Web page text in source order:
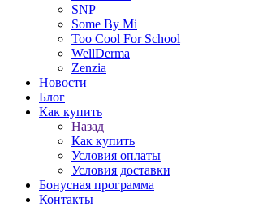
SNP
Some By Mi
Too Cool For School
WellDerma
Zenzia
Новости
Блог
Как купить
Назад
Как купить
Условия оплаты
Условия доставки
Бонусная программа
Контакты